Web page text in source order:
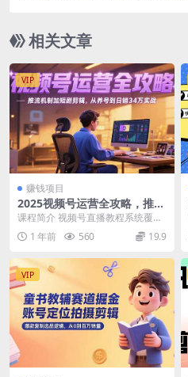
相关文章
VIP
赚钱项目
2025视频号运营全攻略，推流
机制加短剧剪辑，从养号到日
课程简介 视频号直播教程系统覆盖
从账号注册、推流机制到变现全流
程，包含多号矩阵运...
1 年前 560 19.9
VIP